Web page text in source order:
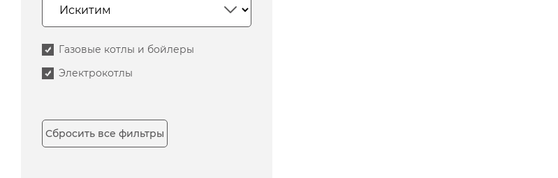
Газовые котлы и бойлеры
Электрокотлы
Сбросить все фильтры